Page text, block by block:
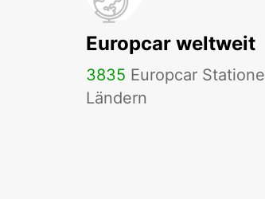
Europcar weltweit
3835 Europcar
Ländern